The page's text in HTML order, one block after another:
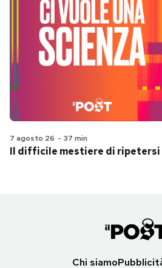
7 agosto 26 - 37 min
Il difficile mestiere di ripetersi
Chi siamo